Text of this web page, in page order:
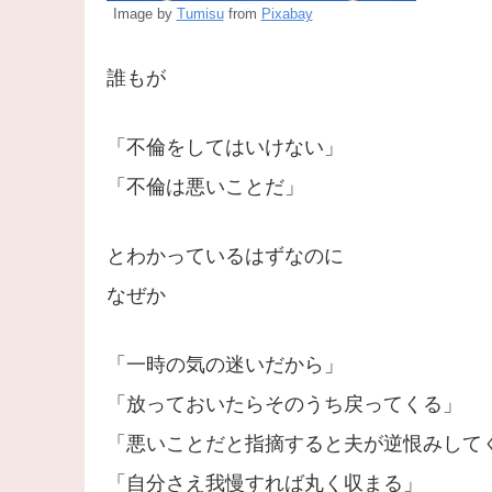
Image by Tumisufrom Pixabay
誰もが
「不倫をしてはいけない」
「不倫は悪いことだ」
とわかっているはずなのに
なぜか
「一時の気の迷いだから」
「放っておいたらそのうち戻ってくる」
「悪いことだと指摘すると夫が逆恨みして
「自分さえ我慢すれば丸く収まる」